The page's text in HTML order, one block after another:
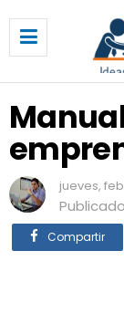
n
u
B
á
s
i
c
o
jueves,
Compartir